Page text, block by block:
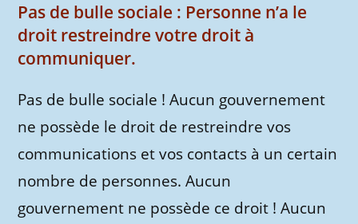
Pas de bulle sociale : Personne n’a le
droit restreindre votre droit à
communiquer.
Pas de bulle sociale ! Aucun gouvernement
ne possède le droit de restreindre vos
communications et vos contacts à un certain
nombre de personnes. Aucun
gouvernement ne possède ce droit ! Aucun